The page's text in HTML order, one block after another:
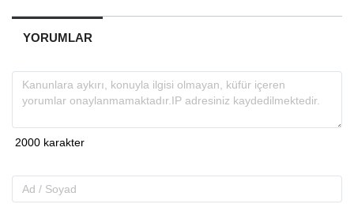
YORUMLAR